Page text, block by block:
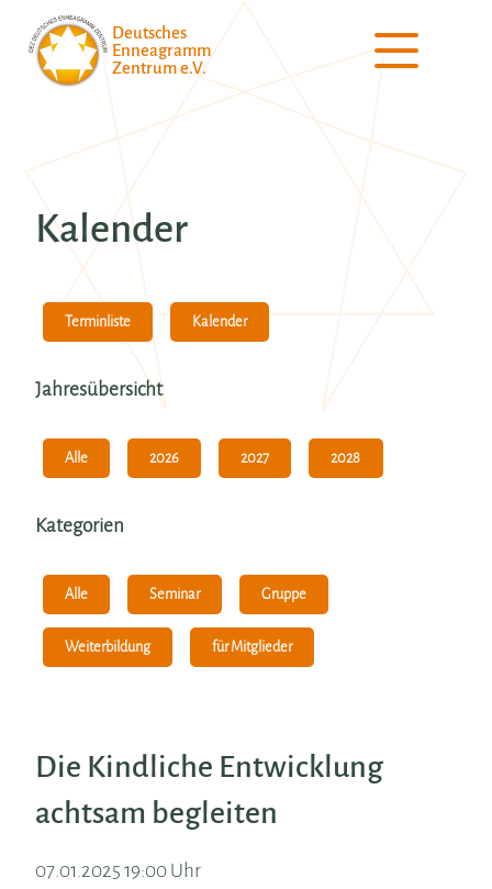
Deutsches
Enneagramm
Zentrum e.V.
Kalender
Terminliste Kalender
Jahresübersicht
Alle 2026 2027 2028
Kategorien
Alle Seminar Gruppe
Weiterbildung für Mitglieder
Die Kindliche Entwicklung
achtsam begleiten
07.01.2025 19:00 Uhr